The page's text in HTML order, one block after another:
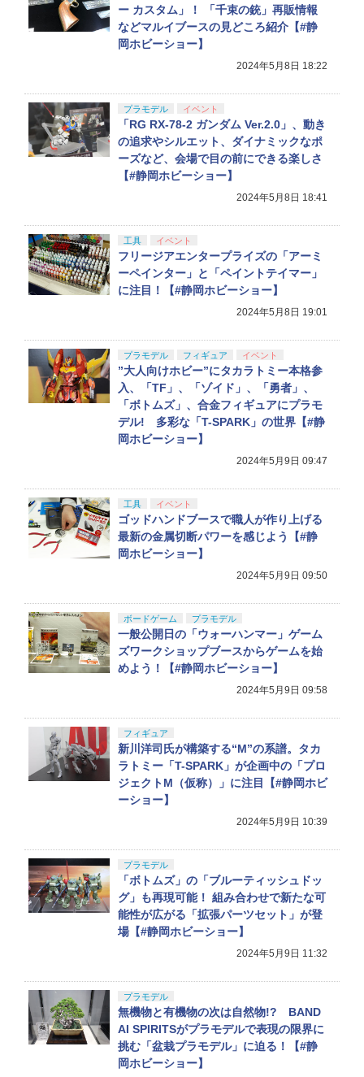
ー カスタム」！ 「千束の銃」再販情報
などマルイブースの見どころ紹介【#静
岡ホビーショー】
2024年5月8日 18:22
プラモデル イベント
「RG RX-78-2 ガンダム Ver.2.0」、動き
の追求やシルエット、ダイナミックなポ
ーズなど、会場で目の前にできる楽しさ
【#静岡ホビーショー】
2024年5月8日 18:41
工具 イベント
フリージアエンタープライズの「アーミ
ーペインター」と「ペイントテイマー」
に注目！【#静岡ホビーショー】
2024年5月8日 19:01
プラモデル フィギュア イベント
”大人向けホビー”にタカラトミー本格参
入、「TF」、「ゾイド」、「勇者」、
「ボトムズ」、合金フィギュアにプラモ
デル! 多彩な「T-SPARK」の世界【#静
岡ホビーショー】
2024年5月9日 09:47
工具 イベント
ゴッドハンドブースで職人が作り上げる
最新の金属切断パワーを感じよう【#静
岡ホビーショー】
2024年5月9日 09:50
ボードゲーム プラモデル
一般公開日の「ウォーハンマー」ゲーム
ズワークショップブースからゲームを始
めよう！【#静岡ホビーショー】
2024年5月9日 09:58
フィギュア
新川洋司氏が構築する“M”の系譜。タカ
ラトミー「T-SPARK」が企画中の「プロ
ジェクトM（仮称）」に注目【#静岡ホビ
ーショー】
2024年5月9日 10:39
プラモデル
「ボトムズ」の「ブルーティッシュドッ
グ」も再現可能！ 組み合わせで新たな可
能性が広がる「拡張パーツセット」が登
場【#静岡ホビーショー】
2024年5月9日 11:32
プラモデル
無機物と有機物の次は自然物!? BAND
AI SPIRITSがプラモデルで表現の限界に
挑む「盆栽プラモデル」に迫る！【#静
岡ホビーショー】